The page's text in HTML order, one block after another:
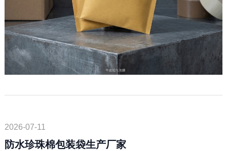
2026-07-11
防水珍珠棉包装袋生产厂家